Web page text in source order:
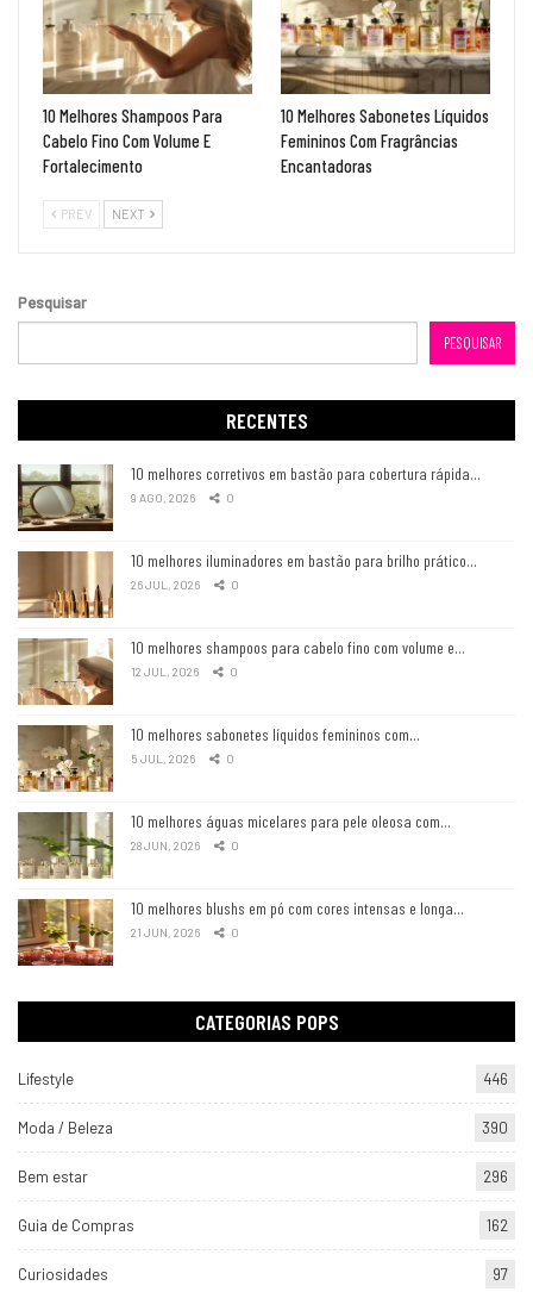
10 Melhores Shampoos Para
Cabelo Fino Com Volume E
Fortalecimento
10 Melhores Sabonetes Líquidos
Femininos Com Fragrâncias
Encantadoras
PREV NEXT
Pesquisar
PESQUISAR
RECENTES
10 melhores corretivos em bastão para cobertura rápida…
9 AGO, 2026 0
10 melhores iluminadores em bastão para brilho prático…
26 JUL, 2026 0
10 melhores shampoos para cabelo fino com volume e…
12 JUL, 2026 0
10 melhores sabonetes líquidos femininos com…
5 JUL, 2026 0
10 melhores águas micelares para pele oleosa com…
28 JUN, 2026 0
10 melhores blushs em pó com cores intensas e longa…
21 JUN, 2026 0
CATEGORIAS POPS
Lifestyle 446
Moda / Beleza 390
Bem estar 296
Guia de Compras 162
Curiosidades 97